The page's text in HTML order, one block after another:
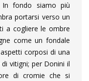
In fondo siamo più
portarsi verso un
a cogliere le ombre
come un fondale
corposi di una
vitigni; per Donini il
di cromie che si